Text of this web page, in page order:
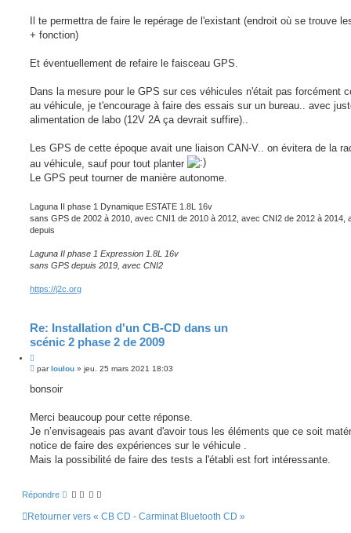
Il te permettra de faire le repérage de l'existant (endroit où se trouve
+ fonction)
Et éventuellement de refaire le faisceau GPS.
Dans la mesure pour le GPS sur ces véhicules n'était pas forcément
au véhicule, je t'encourage à faire des essais sur un bureau.. avec
alimentation de labo (12V 2A ça devrait suffire)..
Les GPS de cette époque avait une liaison CAN-V.. on évitera de la
au véhicule, sauf pour tout planter
Le GPS peut tourner de manière autonome.
Laguna II phase 1 Dynamique ESTATE 1.8L 16v
sans GPS de 2002 à 2010, avec CNI1 de 2010 à 2012, avec CNI2 de 2012 à 2014,
depuis
Laguna II phase 1 Expression 1.8L 16v
sans GPS depuis 2019, avec CNI2
https://j2c.org
Re: Installation d'un CB-CD dans un
scénic 2 phase 2 de 2009
e
M
s
g
parloulou » jeu. 25 mars 2021 18:03
bonsoir
Merci beaucoup pour cette réponse.
Je n’envisageais pas avant d'avoir tous les éléments que ce soit
notice de faire des expériences sur le véhicule .
Mais la possibilité de faire des tests a l'établi est fort intéressante.
Répondre
Retourner vers « CB CD - Carminat Bluetooth CD »